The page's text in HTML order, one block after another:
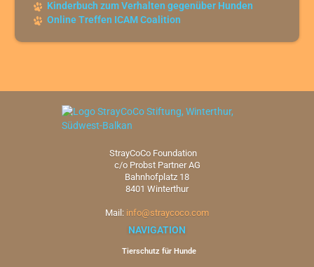
Kinderbuch zum Verhalten gegenüber Hunden
Online Treffen ICAM Coalition
StrayCoCo Foundation
c/o Probst Partner AG
Bahnhofplatz 18
8401 Winterthur
Mail: info@straycoco.com
NAVIGATION
Tierschutz für Hunde